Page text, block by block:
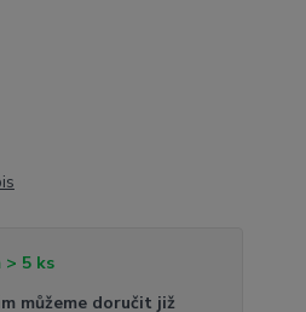
> 5 ks
můžeme doručit již